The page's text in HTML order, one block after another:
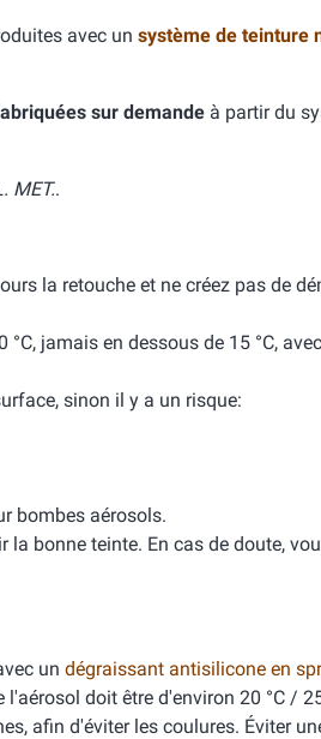
avec un système de teinture
sur demande à partir du
MET..
la retouche et ne créez pas de
jamais en dessous de 15 °C,
sinon il y a un risque:
bombes aérosols.
la bonne teinte. En cas de doute,
un dégraissant antisilicone en
doit être d'environ 20 °C /
afin d'éviter les coulures. Éviter